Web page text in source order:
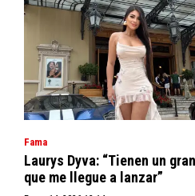
Fama
Laurys Dyva: “Tienen un
que me llegue a lanzar”